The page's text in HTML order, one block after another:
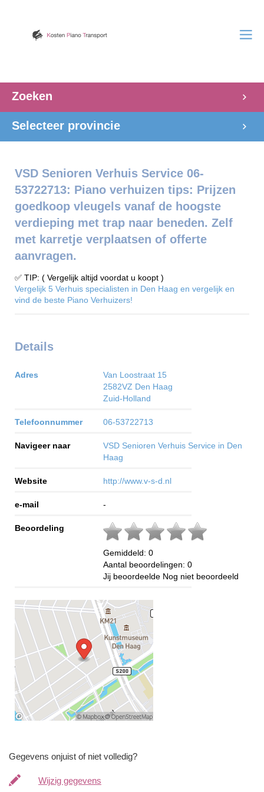
Zoeken
Selecteer provincie
VSD Senioren Verhuis Service 06-
53722713: Piano verhuizen tips: Prijzen
goedkoop vleugels vanaf de hoogste
verdieping met trap naar beneden. Zelf
met karretje verplaatsen of offerte
aanvragen.
✅ TIP: ( Vergelijk altijd voordat u koopt )
Vergelijk 5 Verhuis specialisten in Den Haag en vergelijk en
vind de beste Piano Verhuizers!
Details
Adres
Van Loostraat 15
2582VZ Den Haag
Zuid-Holland
Telefoonnummer 06-53722713
Navigeer naar
VSD Senioren Verhuis Service in Den
Haag
Website http://www.v-s-d.nl
e-mail -
Beoordeling
Gemiddeld: 0
Aantal beoordelingen: 0
Jij beoordeelde Nog niet beoordeeld
Gegevens onjuist of niet volledig?
Wijzig gegevens